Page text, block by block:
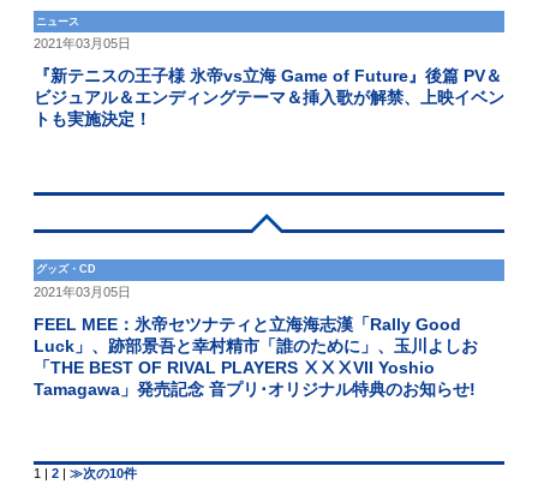
ニュース
2021年03月05日
『新テニスの王子様 氷帝vs立海 Game of Future』後篇 PV＆
ビジュアル＆エンディングテーマ＆挿入歌が解禁、上映イベン
トも実施決定！
グッズ・CD
2021年03月05日
FEEL MEE：氷帝セツナティと立海海志漢「Rally Good
Luck」、跡部景吾と幸村精市「誰のために」、玉川よしお
「THE BEST OF RIVAL PLAYERS ⅩⅩⅩVII Yoshio
Tamagawa」発売記念 音プリ･オリジナル特典のお知らせ!
1 2 ≫次の10件